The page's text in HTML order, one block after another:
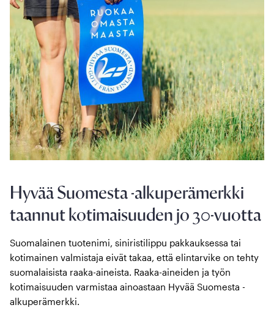
Hyvää Suomesta -alkuperämerkki
taannut kotimaisuuden jo 30-vuotta
Suomalainen tuotenimi, siniristilippu pakkauksessa tai
kotimainen valmistaja eivät takaa, että elintarvike on tehty
suomalaisista raaka-aineista. Raaka-aineiden ja työn
kotimaisuuden varmistaa ainoastaan Hyvää Suomesta -
alkuperämerkki.